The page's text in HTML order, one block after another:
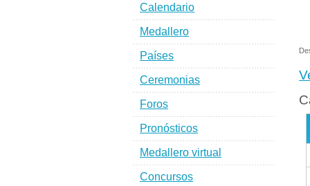
Calendario
Medallero
Países
Ceremonias
Foros
Pronósticos
Medallero virtual
Concursos